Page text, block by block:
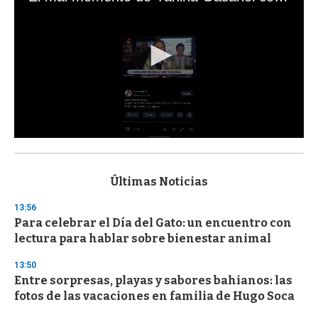
s
d
s
o
f
3
s
e
c
Últimas Noticias
13:56
Para celebrar el Día del Gato: un encuentro con
lectura para hablar sobre bienestar animal
13:50
Entre sorpresas, playas y sabores bahianos: las
fotos de las vacaciones en familia de Hugo Soca